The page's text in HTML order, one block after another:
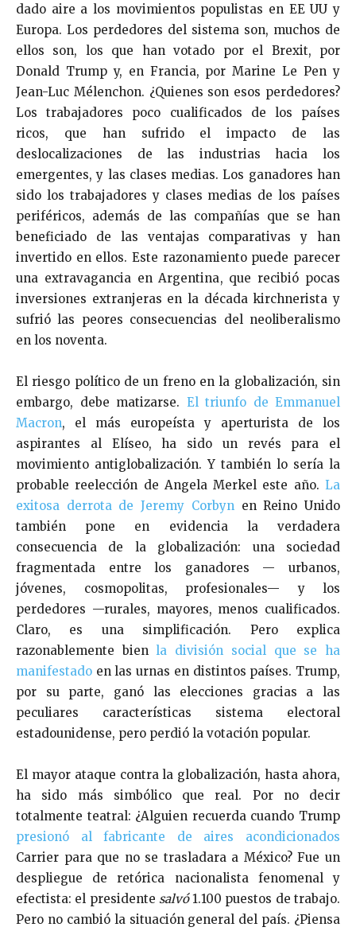
dado aire a los movimientos populistas en EE UU y
Europa. Los perdedores del sistema son, muchos de
ellos son, los que han votado por el Brexit, por
Donald Trump y, en Francia, por Marine Le Pen y
Jean-Luc Mélenchon. ¿Quienes son esos perdedores?
Los trabajadores poco cualificados de los países
ricos, que han sufrido el impacto de las
deslocalizaciones de las industrias hacia los
emergentes, y las clases medias. Los ganadores han
sido los trabajadores y clases medias de los países
periféricos, además de las compañías que se han
beneficiado de las ventajas comparativas y han
invertido en ellos. Este razonamiento puede parecer
una extravagancia en Argentina, que recibió pocas
inversiones extranjeras en la década kirchnerista y
sufrió las peores consecuencias del neoliberalismo
en los noventa.
El riesgo político de un freno en la globalización, sin
embargo, debe matizarse. El triunfo de Emmanuel
Macron, el más europeísta y aperturista de los
aspirantes al Elíseo, ha sido un revés para el
movimiento antiglobalización. Y también lo sería la
probable reelección de Angela Merkel este año. La
exitosa derrota de Jeremy Corbyn en Reino Unido
también pone en evidencia la verdadera
consecuencia de la globalización: una sociedad
fragmentada entre los ganadores — urbanos,
jóvenes, cosmopolitas, profesionales— y los
perdedores —rurales, mayores, menos cualificados.
Claro, es una simplificación. Pero explica
razonablemente bien la división social que se ha
manifestado en las urnas en distintos países. Trump,
por su parte, ganó las elecciones gracias a las
peculiares características sistema electoral
estadounidense, pero perdió la votación popular.
El mayor ataque contra la globalización, hasta ahora,
ha sido más simbólico que real. Por no decir
totalmente teatral: ¿Alguien recuerda cuando Trump
presionó al fabricante de aires acondicionados
Carrier para que no se trasladara a México? Fue un
despliegue de retórica nacionalista fenomenal y
efectista: el presidente salvó1.100 puestos de trabajo.
Pero no cambió la situación general del país. ¿Piensa